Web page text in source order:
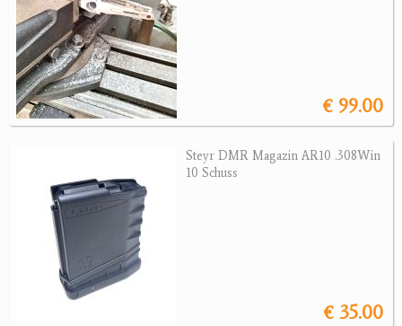
Antikes
Geschenke
Reviereinrichtungen € 99.00
Steyr DMR Magazin AR10 .308Win
10 Schuss
€ 35.00